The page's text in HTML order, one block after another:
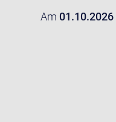
Am 01.10.2026